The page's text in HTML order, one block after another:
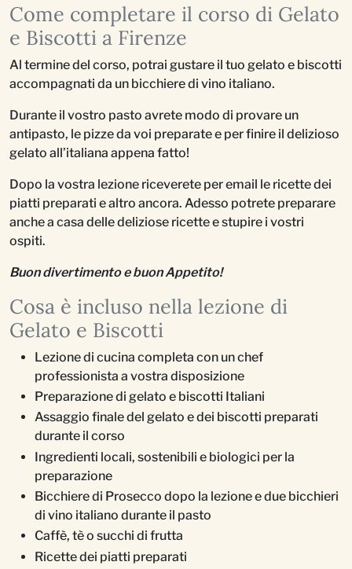
Come completare il corso di Gelato
e Biscotti a Firenze
Al termine del corso, potrai gustare il tuo gelato e biscotti
accompagnati da un bicchiere di vino italiano.
Durante il vostro pasto avrete modo di provare un
antipasto, le pizze da voi preparate e per finire il delizioso
gelato all’italiana appena fatto!
Dopo la vostra lezione riceverete per email le ricette dei
piatti preparati e altro ancora. Adesso potrete preparare
anche a casa delle deliziose ricette e stupire i vostri
ospiti.
Buon divertimento e buon Appetito!
Cosa è incluso nella lezione di
Gelato e Biscotti
Lezione di cucina completa con un chef
professionista a vostra disposizione
Preparazione di gelato e biscotti Italiani
Assaggio finale del gelato e dei biscotti preparati
durante il corso
Ingredienti locali, sostenibili e biologici per la
preparazione
Bicchiere di Prosecco dopo la lezione e due bicchieri
di vino italiano durante il pasto
Caffè, tè o succhi di frutta
Ricette dei piatti preparati